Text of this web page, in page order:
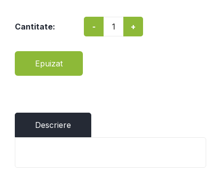
Cantitate: - +
Epuizat
Descriere